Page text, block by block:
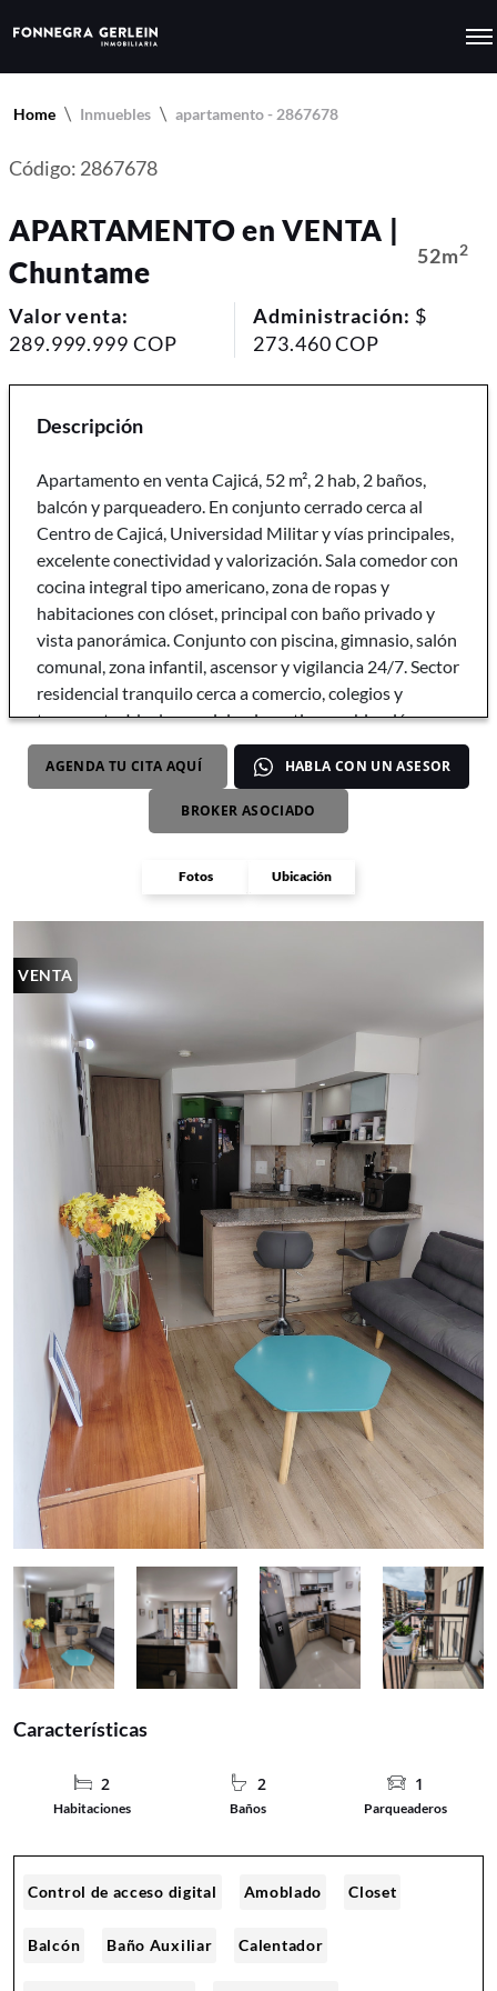
Home Inmuebles apartamento - 2867678
Fotos Ubicación
VENTA
Características
2
Habitaciones
2
Baños
1
Parqueaderos
Control de acceso digital Amoblado Closet
Balcón Baño Auxiliar Calentador
Código: 2867678
APARTAMENTO en VENTA |
Chuntame
52m2
Valor venta:
289.999.999 COP
Administración: $
273.460 COP
Descripción
Apartamento en venta Cajicá, 52 m², 2 hab, 2 baños,
balcón y parqueadero. En conjunto cerrado cerca al
Centro de Cajicá, Universidad Militar y vías principales,
excelente conectividad y valorización. Sala comedor con
cocina integral tipo americano, zona de ropas y
habitaciones con clóset, principal con baño privado y
vista panorámica. Conjunto con piscina, gimnasio, salón
comunal, zona infantil, ascensor y vigilancia 24/7. Sector
residencial tranquilo cerca a comercio, colegios y
transporte. Ideal para vivir o invertir por ubicación y
alta demanda. Agenda tu visita hoy.
AGENDA TU CITA AQUÍ HABLA CON UN ASESOR
BROKER ASOCIADO